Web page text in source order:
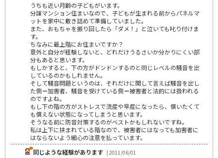
うちも近い月齢の子どもがいます。
分譲マンション住まいなので、子どもが生まれる前からパネルマ
ットを家中に敷き詰めて準備していました。
また、おもちゃを振り回したら「ダメ！」と泣いても叱り付けま
す。
ちなみに最上階にお住まいですか？
意外と自分が経験しないと、どれだけうるさいか分かりにくい部
分もあると思います。
もしかすると、下の方がドンドンするのと同じレベルの騒音を出
しているのかもしれません。
そして騒音問題というのは、それだけに関して言えば騒音を出し
た側＝加害者、騒音を受けている側＝被害者と法的には扱われる
のですよね。
もし下の階の方がストレスで流産や早産になったら、償いたくて
も償えない状態になってしまうと思います。
そうなる前に防音対策するのがベストかもしれないですね。
私は上下に挟まれている階なので、被害者にはなっても加害者に
はならないよう細心の注意を払っています。
同じような経験があります | 2011/06/01